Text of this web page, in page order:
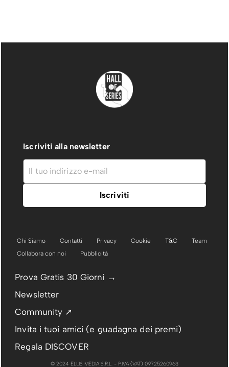
Iscriviti alla newsletter
Chi Siamo Contatti Privacy Cookie T&C
Team
Collabora con noi
Pubblicità
Prova Gratis 30 Giorni →
Newsletter
Community ↗
Invita i tuoi amici (e guadagna dei premi)
Regala DISCOVER
© 2024 ELLIS MEDIA S.R.L. - P.IVA (VAT) 09725260963